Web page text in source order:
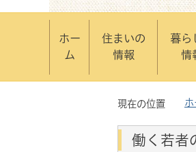
ホー
ム
住まいの
情報
暮ら
情
現在の位置 ホ
働く若者